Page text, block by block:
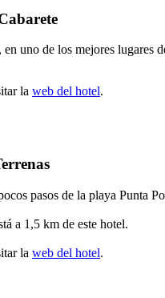
uno de los mejores
la web del hotel.
pasos de la playa Punta
a 1,5 km de este hotel.
la web del hotel.